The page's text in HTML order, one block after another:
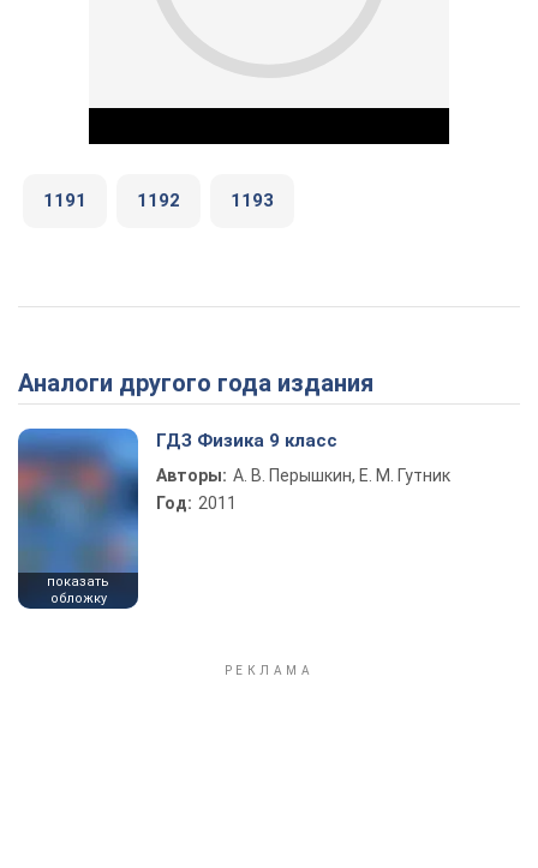
1191 1192 1193
Аналоги другого года издания
показать
обложку
ГДЗ Физика 9 класс
Авторы: А. В. Перышкин, Е. М. Гутник
Год: 2011